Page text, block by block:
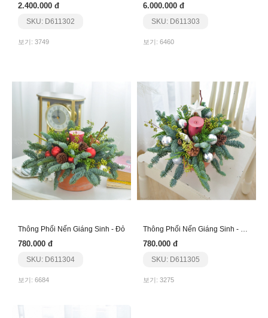
2.400.000 đ
SKU: D611302
보기: 3749
6.000.000 đ
SKU: D611303
보기: 6460
Thông Phối Nến Giáng Sinh - Đỏ
780.000 đ
SKU: D611304
보기: 6684
Thông Phối Nến Giáng Sinh - Sao Bạc
780.000 đ
SKU: D611305
보기: 3275